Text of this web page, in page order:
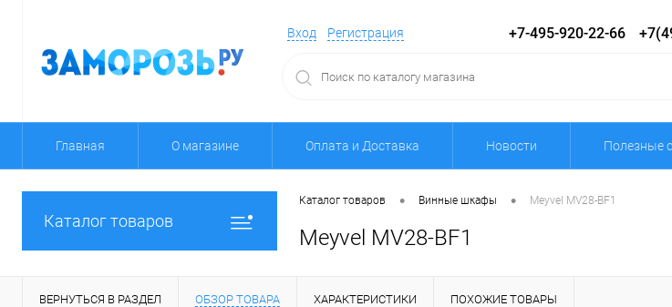
Вход Регистрация +7-495-920-22-66
Главная О магазине Оплата и Доставка Новости Полезные
Каталог товаров
Каталог товаров • Винные шкафы • Meyvel MV28-BF1
Meyvel MV28-BF1
ВЕРНУТЬСЯ В РАЗДЕЛ ОБЗОР ТОВАРА ХАРАКТЕРИСТИКИ ПОХОЖИЕ ТОВАРЫ